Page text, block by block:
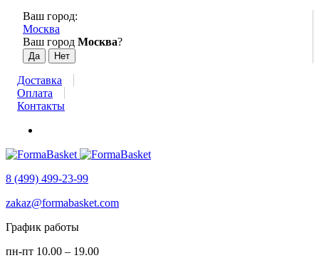
Ваш город:
Москва
Ваш город Москва?
Доставка
Оплата
Контакты
8 (499) 499-23-99
zakaz@formabasket.com
График работы
пн-пт 10.00 – 19.00